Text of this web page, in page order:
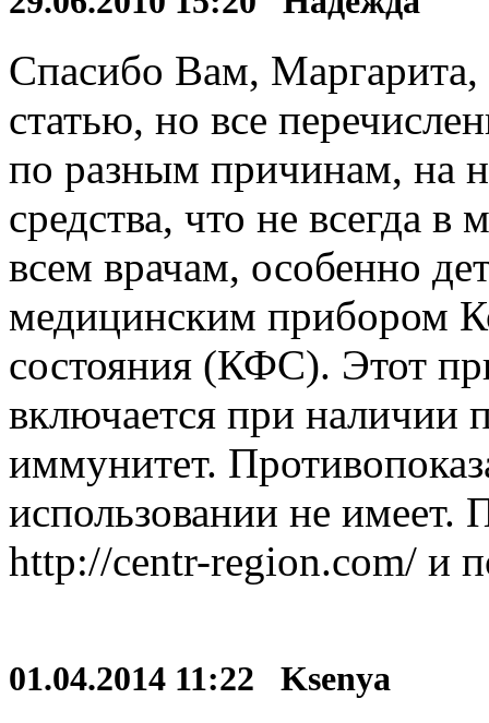
Спасибо Вам,
статью, но все
по разным причинам, на
средства, что не всегда
всем врачам, особенно
медицинским прибором
состояния (КФС). Этот
включается при наличии
иммунитет.
использовании не имеет.
http://centr-region.com/ и
01.04.2014 11:22 Ksenya